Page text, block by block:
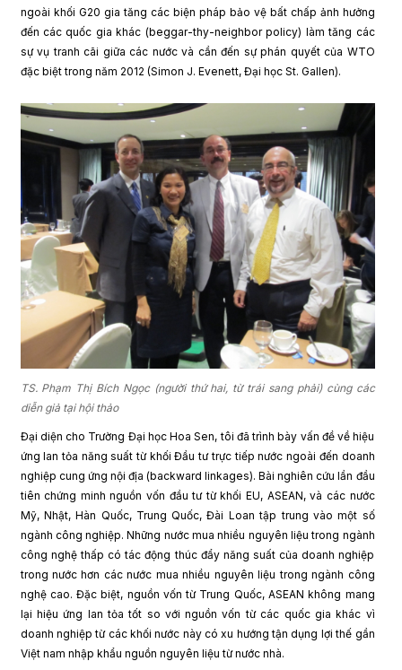
ngoài khối G20 gia tăng các biện pháp bảo vệ bất chấp ảnh hưởng
đến các quốc gia khác (beggar-thy-neighbor policy) làm tăng các
sự vụ tranh cãi giữa các nước và cần đến sự phán quyết của WTO
đặc biệt trong năm 2012 (Simon J. Evenett, Đại học St. Gallen).
TS. Phạm Thị Bích Ngọc (người thứ hai, từ trái sang phải) cùng các
diễn giả tại hội thảo
Đại diện cho Trường Đại học Hoa Sen, tôi đã trình bày vấn đề về hiệu
ứng lan tỏa năng suất từ khối Đầu tư trực tiếp nước ngoài đến doanh
nghiệp cung ứng nội địa (backward linkages). Bài nghiên cứu lần đầu
tiên chứng minh nguồn vốn đầu tư từ khối EU, ASEAN, và các nước
Mỹ, Nhật, Hàn Quốc, Trung Quốc, Đài Loan tập trung vào một số
ngành công nghiệp. Những nước mua nhiều nguyên liệu trong ngành
công nghệ thấp có tác động thúc đẩy năng suất của doanh nghiệp
trong nước hơn các nước mua nhiều nguyên liệu trong ngành công
nghệ cao. Đặc biệt, nguồn vốn từ Trung Quốc, ASEAN không mang
lại hiệu ứng lan tỏa tốt so với nguồn vốn từ các quốc gia khác vì
doanh nghiệp từ các khối nước này có xu hướng tận dụng lợi thế gần
Việt nam nhập khẩu nguồn nguyên liệu từ nước nhà.